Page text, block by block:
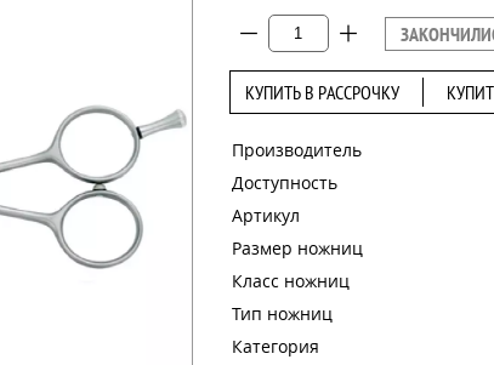
КУПИТЬ В РАССРОЧКУ
Производитель
Доступность
Артикул
Размер ножниц
Класс ножниц
Тип ножниц
Категория